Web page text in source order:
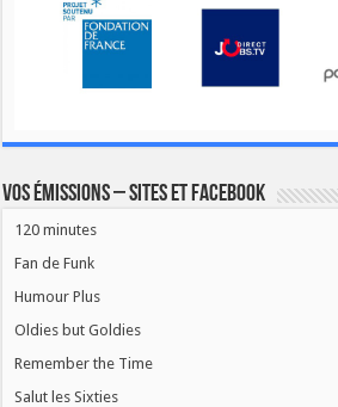
Vos émissions – Sites et Facebook
120 minutes
Fan de Funk
Humour Plus
Oldies but Goldies
Remember the Time
Salut les Sixties